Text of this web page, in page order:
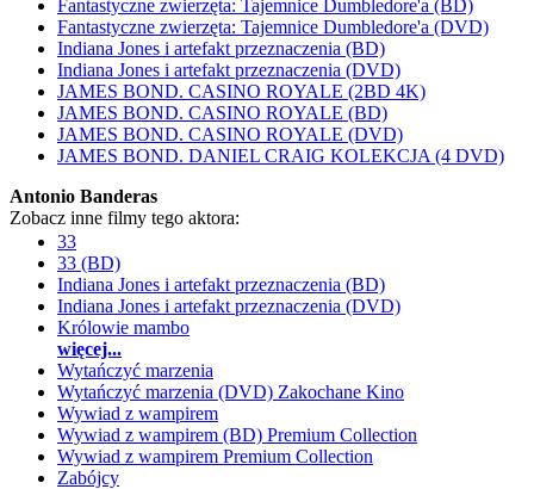
Fantastyczne zwierzęta: Tajemnice Dumbledore'a (BD)
Fantastyczne zwierzęta: Tajemnice Dumbledore'a (DVD)
Indiana Jones i artefakt przeznaczenia (BD)
Indiana Jones i artefakt przeznaczenia (DVD)
JAMES BOND. CASINO ROYALE (2BD 4K)
JAMES BOND. CASINO ROYALE (BD)
JAMES BOND. CASINO ROYALE (DVD)
JAMES BOND. DANIEL CRAIG KOLEKCJA (4 DVD)
Antonio Banderas
Zobacz inne filmy tego aktora:
33
33 (BD)
Indiana Jones i artefakt przeznaczenia (BD)
Indiana Jones i artefakt przeznaczenia (DVD)
Królowie mambo
więcej...
Wytańczyć marzenia
Wytańczyć marzenia (DVD) Zakochane Kino
Wywiad z wampirem
Wywiad z wampirem (BD) Premium Collection
Wywiad z wampirem Premium Collection
Zabójcy